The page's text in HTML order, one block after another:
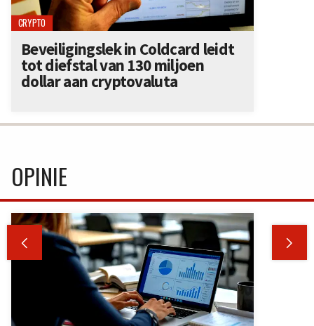
CRYPTO
Beveiligingslek in Coldcard leidt
tot diefstal van 130 miljoen
dollar aan cryptovaluta
OPINIE
 